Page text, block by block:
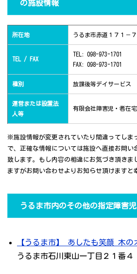
の施設情報
所在地 うるま市赤道１７１－７
TEL / FAX
TEL: 098-973-1701
FAX: 098-973-1701
種別 放課後等デイサービス
運営または設置法
人等
有限会社障害児・者在
※施設情報が変更されていたり間違ってしま
で、正確な情報については施設へ直接お問い
致します。もし内容の相違にお気づき頂きま
ますがお問い合わせよりお知らせ頂けますと
うるま市内のその他の指定障害
【うるま市】 あしたも笑顔 木の
うるま市石川東山一丁目２１番４